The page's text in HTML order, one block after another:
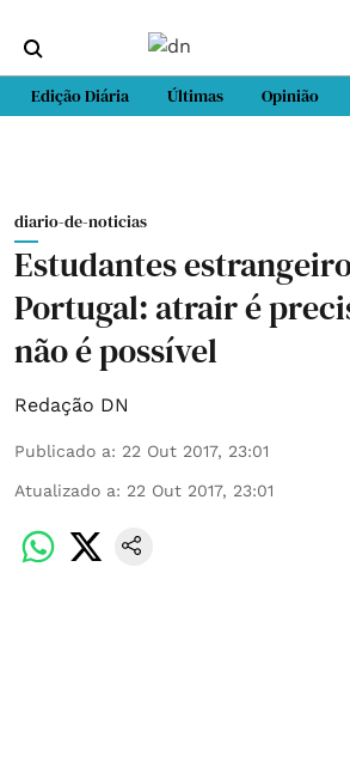
Edição Diária Últimas Opinião
diario-de-noticias
Estudantes
Portugal: atrair é
não é possível
Redação DN
Publicado a: 22 Out 2017, 23:01
Atualizado a: 22 Out 2017, 23:01